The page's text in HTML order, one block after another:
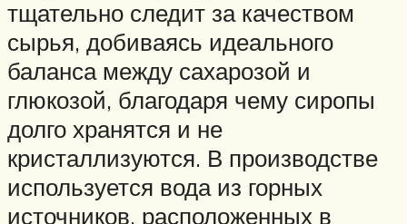
тщательно следит за качеством
сырья, добиваясь идеального
баланса между сахарозой и
глюкозой, благодаря чему сиропы
долго хранятся и не
кристаллизуются. В производстве
используется вода из горных
источников, расположенных в